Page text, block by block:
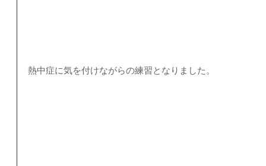
熱中症に気を付けながらの練習となりました。